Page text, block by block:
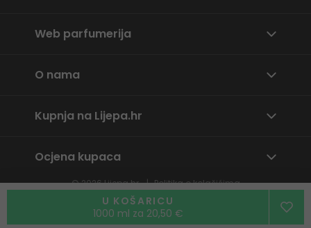
U KOŠARICU
1000 ml za 20,50 €
Web parfumerija
O nama
Kupnja na Lijepa.hr
Ocjena kupaca
© 2026Lijepa.hr
Politika o kolačićima
Prijavite neprikladan sadržaj
Bywpj.cz